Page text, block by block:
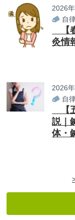
2026
自
【
灸情
2026
自
【
説｜
体・